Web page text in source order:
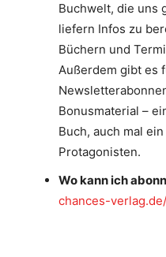
Buchwelt, die uns
liefern Infos zu
Büchern und
Außerdem gibt es
Bonusmaterial –
Buch, auch mal
Protagonisten.
Wo kann ich
chances-